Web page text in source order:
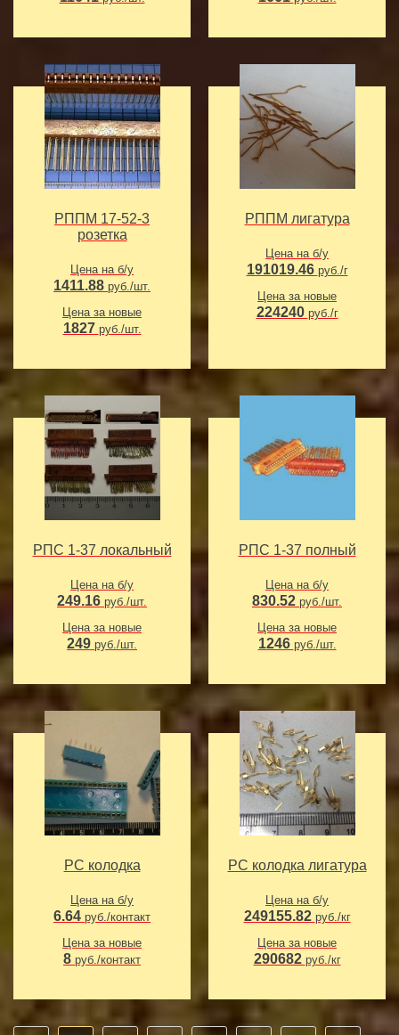
РППМ 17-52-3
розетка
Цена на б/у
1411.88 руб./шт.
Цена за новые
1827 руб./шт.
РППМ лигатура
Цена на б/у
191019.46 руб./г
Цена за новые
224240 руб./г
РПС 1-37 локальный
Цена на б/у
249.16 руб./шт.
Цена за новые
249 руб./шт.
РПС 1-37 полный
Цена на б/у
830.52 руб./шт.
Цена за новые
1246 руб./шт.
РС колодка
Цена на б/у
6.64 руб./контакт
Цена за новые
8 руб./контакт
РС колодка лигатура
Цена на б/у
249155.82 руб./кг
Цена за новые
290682 руб./кг